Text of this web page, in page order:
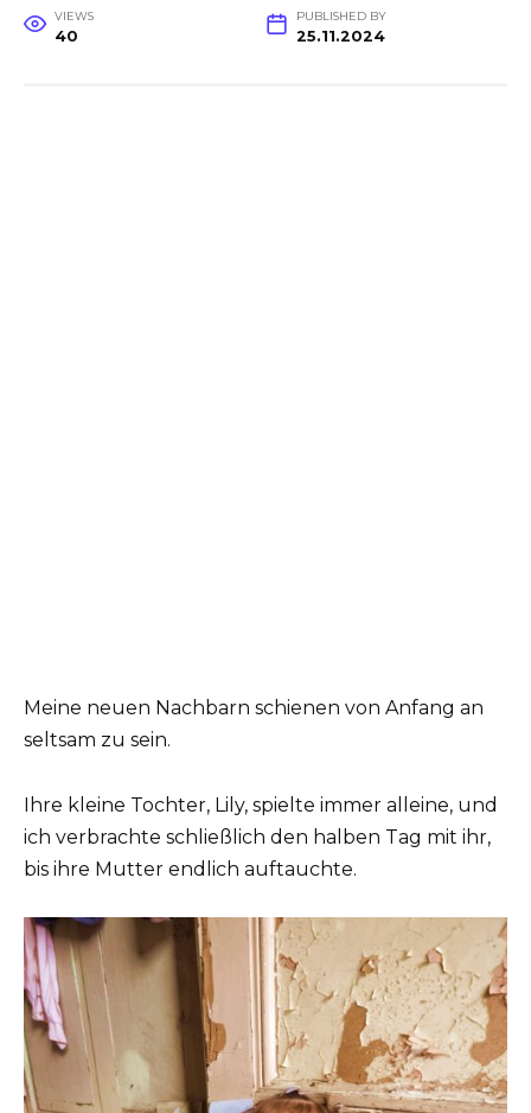
VIEWS
40
PUBLISHED BY
25.11.2024
Meine neuen Nachbarn schienen von Anfang an
seltsam zu sein.
Ihre kleine Tochter, Lily, spielte immer alleine, und
ich verbrachte schließlich den halben Tag mit ihr,
bis ihre Mutter endlich auftauchte.